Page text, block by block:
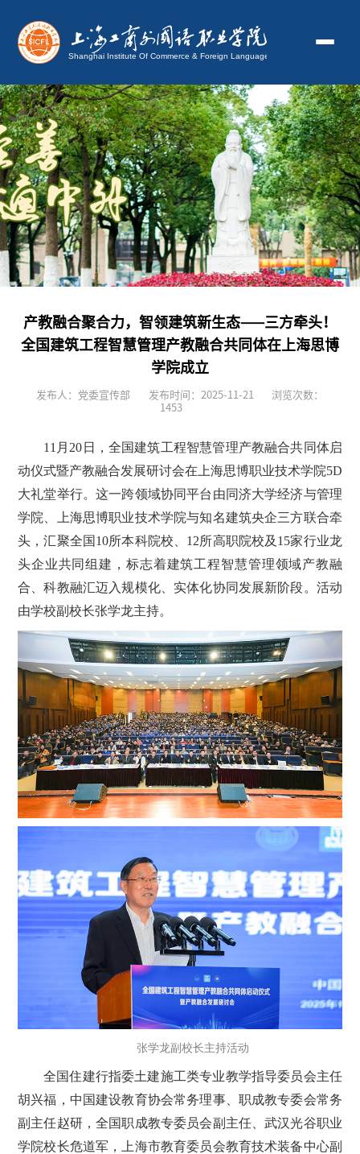
产教融合聚合力，智领建筑新生态——三方牵头！
全国建筑工程智慧管理产教融合共同体在上海思博
学院成立
发布人：党委宣传部 发布时间：2025-11-21
浏览次数：
1453
11月20日，全国建筑工程智慧管理产教融合共同体启
动仪式暨产教融合发展研讨会在上海思博职业技术学院5D
大礼堂举行。这一跨领域协同平台由同济大学经济与管理
学院、上海思博职业技术学院与知名建筑央企三方联合牵
头，汇聚全国10所本科院校、12所高职院校及15家行业龙
头企业共同组建，标志着建筑工程智慧管理领域产教融
合、科教融汇迈入规模化、实体化协同发展新阶段。活动
由学校副校长张学龙主持。
张学龙副校长主持活动
全国住建行指委土建施工类专业教学指导委员会主任
胡兴福，中国建设教育协会常务理事、职成教专委会常务
副主任赵研，全国职成教专委员会副主任、武汉光谷职业
学院校长危道军，上海市教育委员会教育技术装备中心副